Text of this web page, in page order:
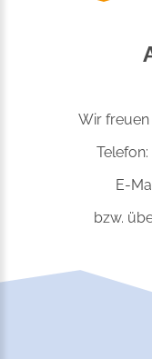
Wir
E-
bzw.